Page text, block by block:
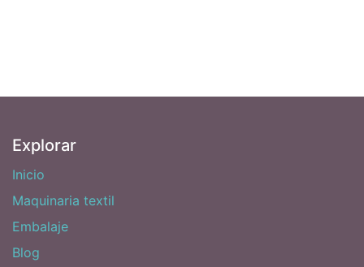
Explorar
Inicio
Maquinaria textil
Embalaje
Blog